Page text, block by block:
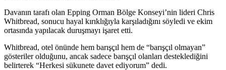
Davanın tarafı olan Epping Orman Bölge Konseyi’nin lideri Chris
Whitbread, sonucu hayal kırıklığıyla karşıladığını söyledi ve ekim
ortasında yapılacak duruşmayı işaret etti.
Whitbread, otel önünde hem barışçıl hem de “barışçıl olmayan”
gösteriler olduğunu, ancak sadece barışçıl olanları desteklediğini
belirterek “Herkesi sükunete davet ediyorum” dedi.